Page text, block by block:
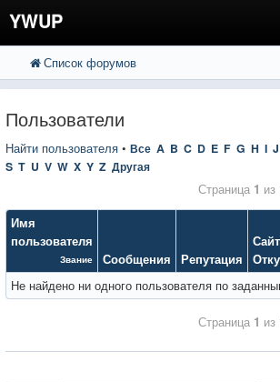
YWUP
FAQ
Вход
Список форумов
Пользователи
Найти пользователя • Все A B C D E F G H I J
S T U V W X Y Z Другая
Страница 1 из
Имя
пользователя
Звание Сообщения Репутация
Сайт
Не найдено ни одного пользователя по
Страница 1 из